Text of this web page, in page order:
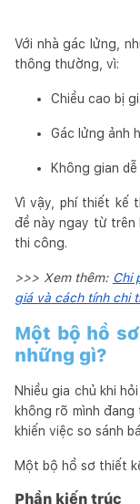
Với nhà gác lửng,
thông thường, vì:
Chiều cao bị
Gác lửng ảnh
Không gian
Vì vậy, phí thiết kế
đề này ngay từ trên
thi công.
>>> Xem thêm: Chi
giá và cách tính chi
Một bộ hồ
những gì?
Nhiều gia chủ khi
không rõ mình
khiến việc so sánh
Một bộ hồ sơ thiết
Phần kiến trúc